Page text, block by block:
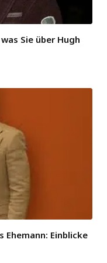
Sie über Hugh
Ehemann: Einblicke